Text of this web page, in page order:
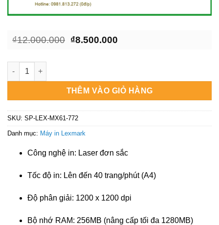
₫12.000.000 Giá
₫8.500.000Giá
Máy in Lexmark MX611de - Đơn vị sửa chữa máy in lấy liền
THÊM VÀO GIỎ HÀNG
SKU: SP-LEX-MX61-772
Danh mục: Máy in Lexmark
Công nghệ in: Laser đơn sắc
Tốc độ in: Lên đến 40 trang/phút (A4)
Độ phân giải: 1200 x 1200 dpi
Bộ nhớ RAM: 256MB (nâng cấp tối đa 1280MB)